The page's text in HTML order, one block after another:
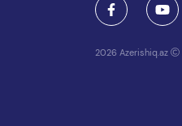
2026 Azerishiq.az